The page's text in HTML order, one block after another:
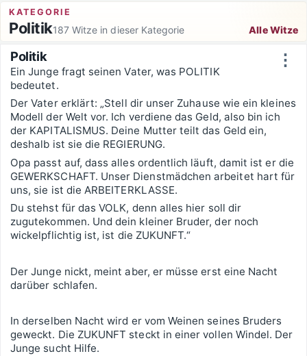
Zum Inhalt springen
KATEGORIE
Politik187 Witze in dieser Kategorie Alle Witze
Witzsortierung ⋮
Politik
Ein Junge fragt seinen Vater, was POLITIK
bedeutet.
Der Vater erklärt: „Stell dir unser Zuhause wie ein kleines
Modell der Welt vor. Ich verdiene das Geld, also bin ich
der KAPITALISMUS. Deine Mutter teilt das Geld ein,
deshalb ist sie die REGIERUNG.
Opa passt auf, dass alles ordentlich läuft, damit ist er die
GEWERKSCHAFT. Unser Dienstmädchen arbeitet hart für
uns, sie ist die ARBEITERKLASSE.
Du stehst für das VOLK, denn alles hier soll dir
zugutekommen. Und dein kleiner Bruder, der noch
wickelpflichtig ist, ist die ZUKUNFT.“
Der Junge nickt, meint aber, er müsse erst eine Nacht
darüber schlafen.
In derselben Nacht wird er vom Weinen seines Bruders
geweckt. Die ZUKUNFT steckt in einer vollen Windel. Der
Junge sucht Hilfe.